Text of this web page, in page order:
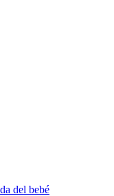
del bebé